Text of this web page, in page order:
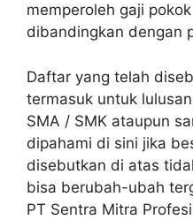
memperoleh gaji
dibandingkan dengan
Daftar yang telah
termasuk untuk
SMA / SMK ataupun
dipahami di sini jika
disebutkan di atas
bisa berubah-ubah
PT Sentra Mitra